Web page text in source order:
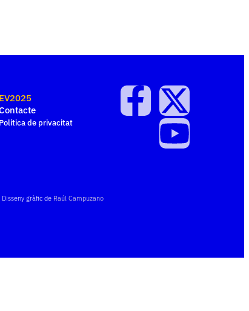
EV2025
Política de privacitat
Disseny gràfic de Raúl Campuzano